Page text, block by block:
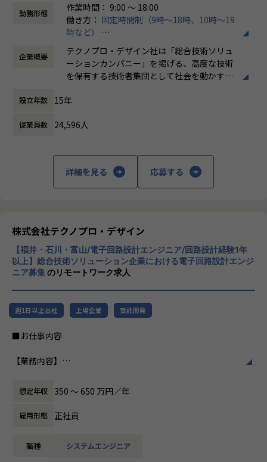
め
会社についての詳細
当社は、約8,500名のエンジニアの現場力と技術コンサルテ
ィングを融合し、課題解決から価値創造までを一貫して支援
する総合技術ソリューションカンパニーです。
ど幅広い業界において、多様なプロジェクトからエンジニア
す。
を実現しています。
【業務の変更の範囲】
勤務形態
作業時間： 9:00 ～ 18:00
働き方： 固定時間制（9時～18時、10時～19
時など）
時間外労働の有無： 有（月平均20時間）
休憩時間： 60分
企業概要
テクノプロ・デザイン社は「総合技術ソリュ
ーションカンパニー」を掲げる、高度な技術
を保有する技術者集団として社会を動かすこ
に渡ります。いわゆる技術者派遣と呼ばれ
働く場所に関わらない事業支援や最新技術を
用いた研究開発などを行っています。
程プロジェクトの増加といった世の中で技術
者集団として価値提供を行うために、エンジ
ニアが生涯活躍できる環境を考え事業運営を
行っています。
設立年数 15年
従業員数 24,596人
詳細を見る 応募する
株式会社テクノプロ・デザイン
【福井・石川・富山/電子回路設計エンジニア/回路設計経験1年
以上】総合技術ソリューション企業における電子回路設計エンジ
ニア募集のリモートワーク求人
週1日以上出社 上場企業 受託開発
■お仕事内容
【業務内容】
設計・部品選定）
・回路シミュレーションによる動作検証
・試作基板の評価・測定・デバッグ対応
・設計改善・コストダウンに向けた改善提案
想定年収 350 〜 650 万円／年
雇用形態 正社員
職種 システムエンジニア